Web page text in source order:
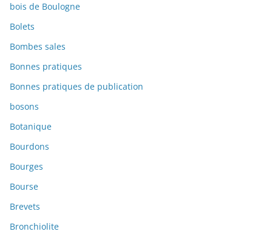
bois de Boulogne
Bolets
Bombes sales
Bonnes pratiques
Bonnes pratiques de publication
bosons
Botanique
Bourdons
Bourges
Bourse
Brevets
Bronchiolite